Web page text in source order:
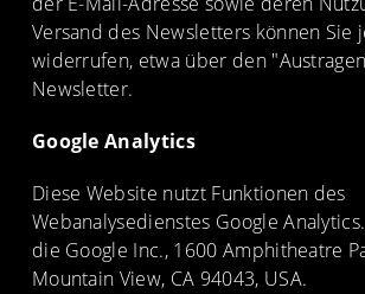
Versand des Newsletters können Sie
widerrufen, etwa über den
Newsletter.
Google Analytics
Diese Website nutzt Funktionen des
Webanalysedienstes Google
die Google Inc., 1600 Amphitheatre
Mountain View, CA 94043, USA.